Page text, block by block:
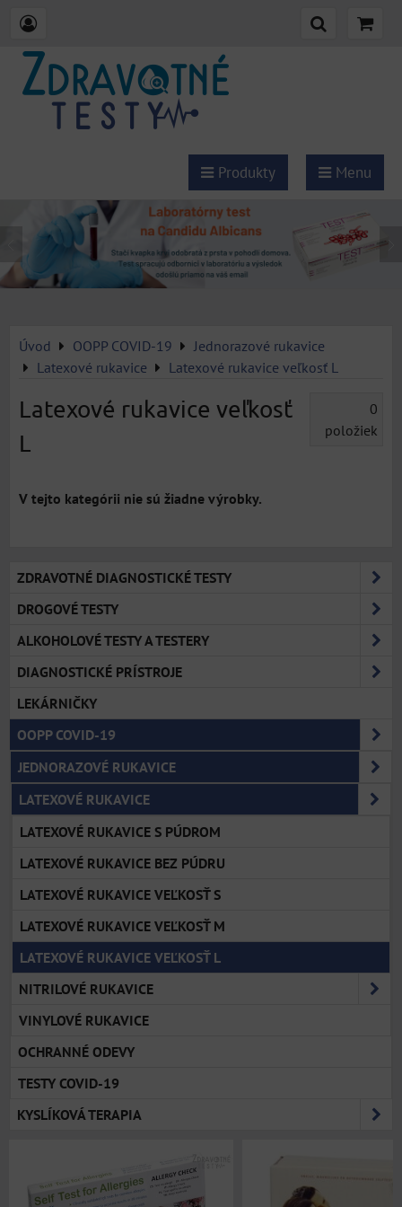
Produkty Menu
Úvod OOPP COVID-19
Jednorazové rukavice
Latexové rukavice
Latexové rukavice veľkosť L
Latexové rukavice veľkosť
L
0
položiek
ZDRAVOTNÉ DIAGNOSTICKÉ TESTY
DROGOVÉ TESTY
ALKOHOLOVÉ TESTY A TESTERY
DIAGNOSTICKÉ PRÍSTROJE
LEKÁRNIČKY
OOPP COVID-19
JEDNORAZOVÉ RUKAVICE
LATEXOVÉ RUKAVICE
LATEXOVÉ RUKAVICE S PÚDROM
LATEXOVÉ RUKAVICE BEZ PÚDRU
LATEXOVÉ RUKAVICE VEĽKOSŤ S
LATEXOVÉ RUKAVICE VEĽKOSŤ M
LATEXOVÉ RUKAVICE VEĽKOSŤ L
NITRILOVÉ RUKAVICE
VINYLOVÉ RUKAVICE
OCHRANNÉ ODEVY
TESTY COVID-19
KYSLÍKOVÁ TERAPIA